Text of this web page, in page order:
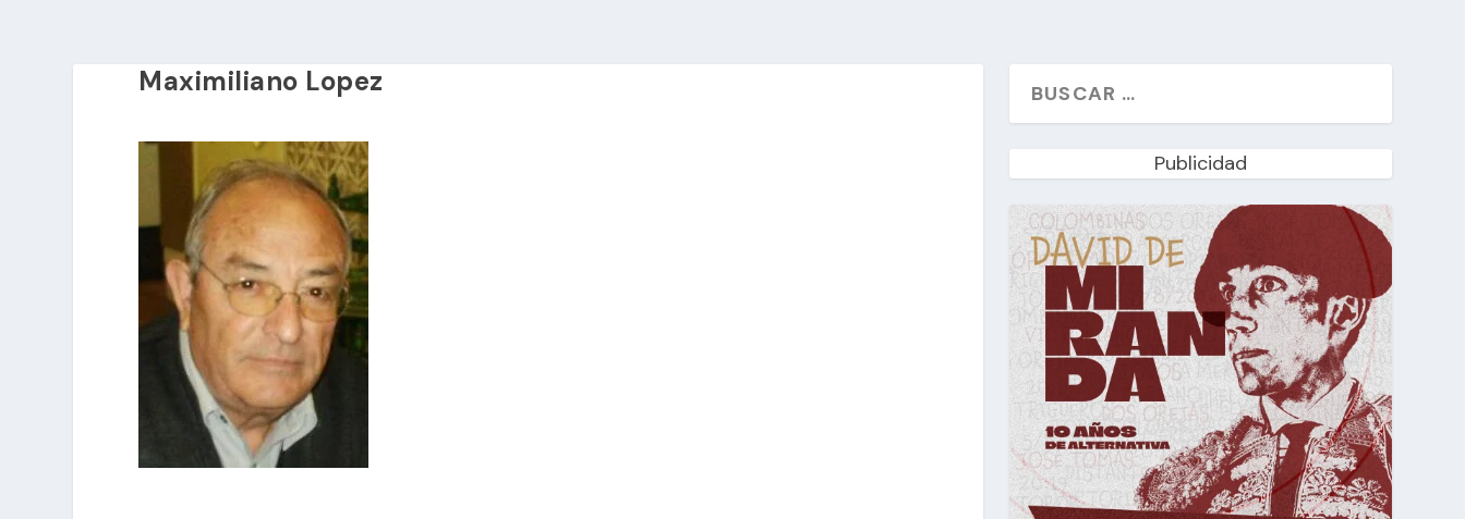
Maximiliano Lopez
Publicidad